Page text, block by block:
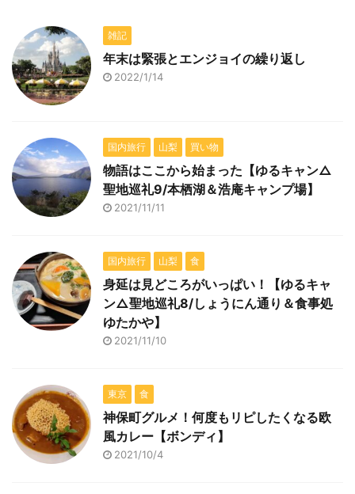
雑記
年末は緊張とエンジョイの繰り返し
2022/1/14
国内旅行 山梨 買い物
物語はここから始まった【ゆるキャン△
聖地巡礼9/本栖湖＆浩庵キャンプ場】
2021/11/11
国内旅行 山梨 食
身延は見どころがいっぱい！【ゆるキャ
ン△聖地巡礼8/しょうにん通り＆食事処
ゆたかや】
2021/11/10
東京 食
神保町グルメ！何度もリピしたくなる欧
風カレー【ボンディ】
2021/10/4